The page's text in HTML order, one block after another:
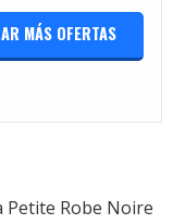
MÁS OFERTAS
Petite Robe Noire